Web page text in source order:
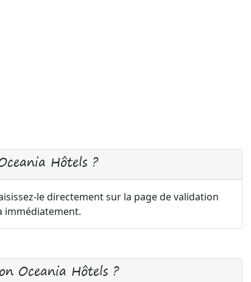
Hôtels ?
le directement sur la page de validation
immédiatement.
Oceania Hôtels ?